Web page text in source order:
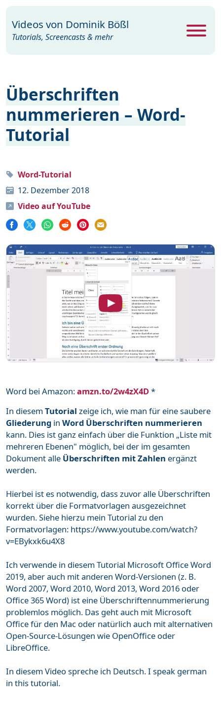
Überschriften
nummerieren – Word-
Tutorial
Word-Tutorial
12. Dezember 2018
Video auf YouTube
Word bei Amazon:amzn.to/2w4zX4D*
In diesemTutorial zeige ich, wie man für eine saubere
Gliederung in Word Überschriften nummerieren
kann. Dies ist ganz einfach über die Funktion „Liste mit
mehreren Ebenen" möglich, bei der im gesamten
Dokument alle Überschriften mit Zahlen ergänzt
werden.
Hierbei ist es notwendig, dass zuvor alle Überschriften
korrekt über die Formatvorlagen ausgezeichnet
wurden. Siehe hierzu mein Tutorial zu den
Formatvorlagen: https://www.youtube.com/watch?
v=EBykxk6u4X8
Ich verwende in diesem Tutorial Microsoft Office Word
2019, aber auch mit anderen Word-Versionen (z. B.
Word 2007, Word 2010, Word 2013, Word 2016 oder
Office 365 Word) ist eine Überschriftennummerierung
problemlos möglich. Das geht auch mit Microsoft
Office für den Mac oder natürlich auch mit alternativen
Open-Source-Lösungen wie OpenOffice oder
LibreOffice.
In diesem Video spreche ich Deutsch. I speak german
in this tutorial.
Videos von Dominik Bößl
Tutorials, Screencasts & mehr
Excel
Photoshop
PowerPoint
Programme
Webdesign
Word
Unterstütze mich
Mehr über mich
Häufige Fragen
Impressum & Datenschutz